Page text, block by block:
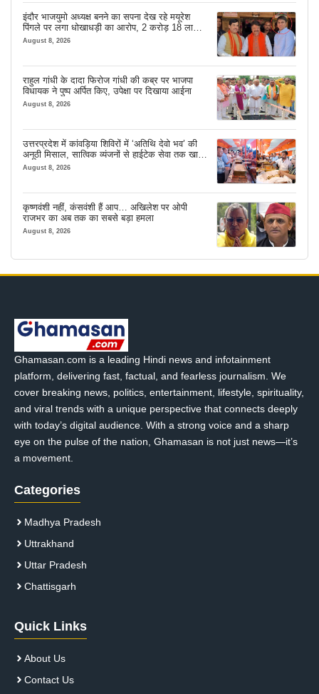
इंदौर भाजयुमो अध्यक्ष बनने का सपना देख रहे मयूरेश
पिंगले पर लगा धोखाधड़ी का आरोप, 2 करोड़ 18 लाख
लेने के बाद भी नहीं दिया जमीन का कब्जा
August 8, 2026
राहुल गांधी के दादा फिरोज गांधी की कब्र पर भाजपा
विधायक ने पुष्प अर्पित किए, उपेक्षा पर दिखाया आईना
August 8, 2026
उत्तरप्रदेश में कांवड़िया शिविरों में ‘अतिथि देवो भव’ की
अनूठी मिसाल, सात्विक व्यंजनों से हाईटेक सेवा तक खास
इंतजाम
August 8, 2026
कृष्णवंशी नहीं, कंसवंशी हैं आप… अखिलेश पर ओपी
राजभर का अब तक का सबसे बड़ा हमला
August 8, 2026
Ghamasan.com is a leading Hindi news and infotainment
platform, delivering fast, factual, and fearless journalism. We
cover breaking news, politics, entertainment, lifestyle, spirituality,
and viral trends with a unique perspective that connects deeply
with today’s digital audience. With a strong voice and a sharp
eye on the pulse of the nation, Ghamasan is not just news—it’s
a movement.
Categories
Madhya Pradesh
Uttrakhand
Uttar Pradesh
Chattisgarh
Quick Links
About Us
Contact Us